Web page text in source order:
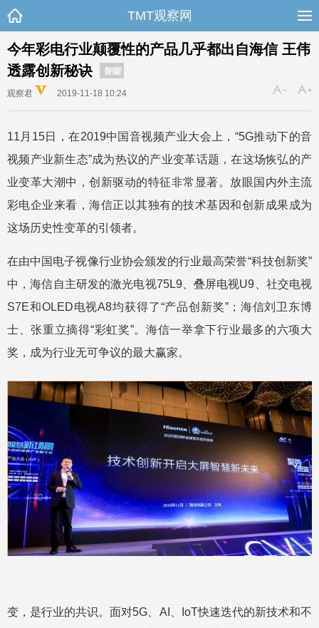
TMT观察网
今年彩电行业颠覆性的产品几乎都出自海信 王伟
透露创新秘诀
智能
观察君 2019-11-18 10:24
11月15日，在2019中国音视频产业大会上，“5G推动下的音
视频产业新生态”成为热议的产业变革话题，在这场恢弘的产
业变革大潮中，创新驱动的特征非常显著。放眼国内外主流
彩电企业来看，海信正以其独有的技术基因和创新成果成为
这场历史性变革的引领者。
在由中国电子视像行业协会颁发的行业最高荣誉“科技创新奖”
中，海信自主研发的激光电视75L9、叠屏电视U9、社交电视
S7E和OLED电视A8均获得了“产品创新奖”；海信刘卫东博
士、张重立摘得“彩虹奖”。海信一举拿下行业最多的六项大
奖，成为行业无可争议的最大赢家。
变，是行业的共识。面对5G、AI、IoT快速迭代的新技术和不